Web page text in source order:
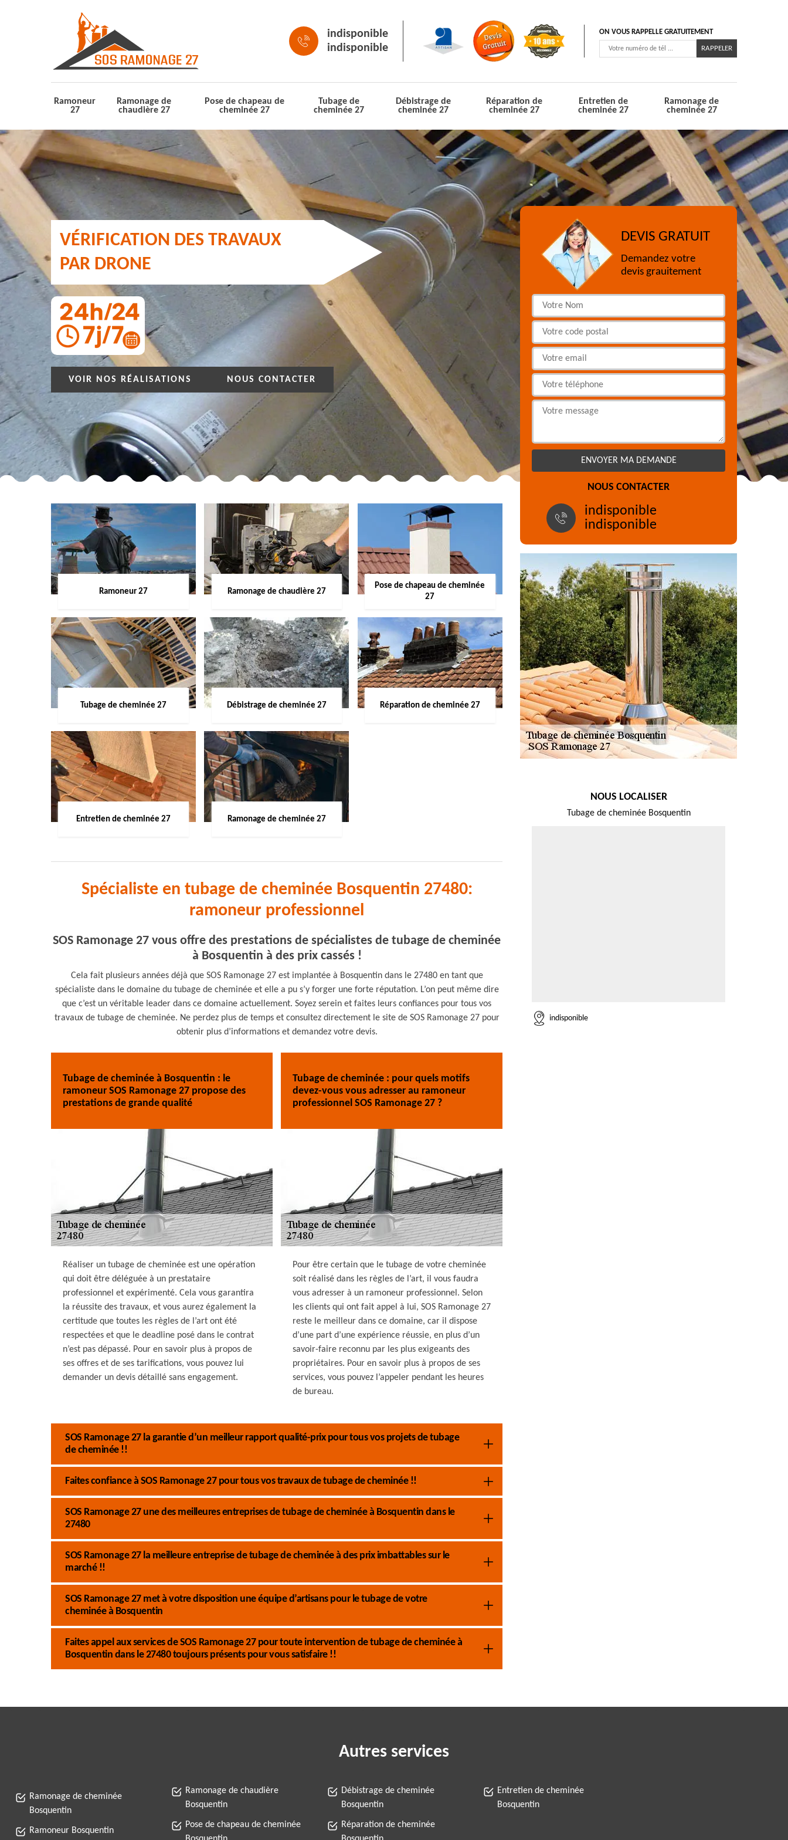
indisponible
indisponible
ON VOUS RAPPELLE GRATUITEMENT
Ramoneur
27
Ramonage de
chaudière 27
Pose de chapeau de
cheminée 27
Tubage de
cheminée 27
Débistrage de
cheminée 27
Réparation de
cheminée 27
Entretien de
cheminée 27
Ramonage de
cheminée 27
VÉRIFICATION DES TRAVAUX
PAR DRONE
VOIR NOS RÉALISATIONS NOUS CONTACTER
Ramoneur 27 Ramonage de chaudière 27
Pose de chapeau de cheminée
27
Tubage de cheminée 27 Débistrage de cheminée 27 Réparation de cheminée 27
Entretien de cheminée 27 Ramonage de cheminée 27
Spécialiste en tubage de cheminée Bosquentin 27480:
ramoneur professionnel
SOS Ramonage 27 vous offre des prestations de spécialistes de tubage de cheminée
à Bosquentin à des prix cassés !
Cela fait plusieurs années déjà que SOS Ramonage 27 est implantée à Bosquentin dans le 27480 en tant que
spécialiste dans le domaine du tubage de cheminée et elle a pu s’y forger une forte réputation. L’on peut même dire
que c’est un véritable leader dans ce domaine actuellement. Soyez serein et faites leurs confiances pour tous vos
travaux de tubage de cheminée. Ne perdez plus de temps et consultez directement le site de SOS Ramonage 27 pour
obtenir plus d’informations et demandez votre devis.
Tubage de cheminée à Bosquentin : le
ramoneur SOS Ramonage 27 propose des
prestations de grande qualité
Réaliser un tubage de cheminée est une opération
qui doit être déléguée à un prestataire
professionnel et expérimenté. Cela vous garantira
la réussite des travaux, et vous aurez également la
certitude que toutes les règles de l’art ont été
respectées et que le deadline posé dans le contrat
n’est pas dépassé. Pour en savoir plus à propos de
ses offres et de ses tarifications, vous pouvez lui
demander un devis détaillé sans engagement.
Tubage de cheminée : pour quels motifs
devez-vous vous adresser au ramoneur
professionnel SOS Ramonage 27 ?
Pour être certain que le tubage de votre cheminée
soit réalisé dans les règles de l’art, il vous faudra
vous adresser à un ramoneur professionnel. Selon
les clients qui ont fait appel à lui, SOS Ramonage 27
reste le meilleur dans ce domaine, car il dispose
d’une part d’une expérience réussie, en plus d’un
savoir-faire reconnu par les plus exigeants des
propriétaires. Pour en savoir plus à propos de ses
services, vous pouvez l’appeler pendant les heures
de bureau.
SOS Ramonage 27 la garantie d’un meilleur rapport qualité-prix pour tous vos projets de tubage
de cheminée !!
Faites confiance à SOS Ramonage 27 pour tous vos travaux de tubage de cheminée !!
SOS Ramonage 27 une des meilleures entreprises de tubage de cheminée à Bosquentin dans le
27480
SOS Ramonage 27 la meilleure entreprise de tubage de cheminée à des prix imbattables sur le
marché !!
SOS Ramonage 27 met à votre disposition une équipe d’artisans pour le tubage de votre
cheminée à Bosquentin
Faites appel aux services de SOS Ramonage 27 pour toute intervention de tubage de cheminée à
Bosquentin dans le 27480 toujours présents pour vous satisfaire !!
DEVIS GRATUIT
Demandez votre
devis grauitement
NOUS CONTACTER
indisponible
indisponible
NOUS LOCALISER
Tubage de cheminée Bosquentin
indisponible
Autres services
Ramonage de cheminée
Bosquentin
Ramoneur Bosquentin
Ramonage de chaudière
Bosquentin
Pose de chapeau de cheminée
Débistrage de cheminée
Bosquentin
Réparation de cheminée
Entretien de cheminée
Bosquentin